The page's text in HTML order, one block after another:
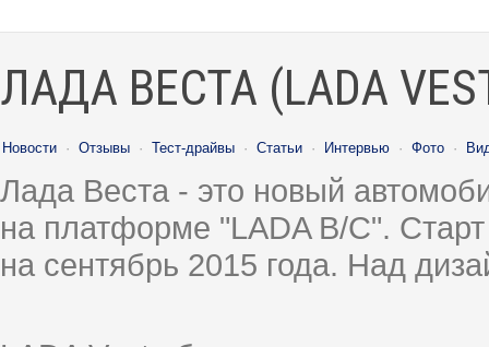
ЛАДА ВЕСТА (LADA
Новости · Отзывы · Тест-драйвы · Статьи · Интервью · Фото ·
Лада Веста - это новый
на платформе "LADA B/C".
на сентябрь 2015 года. Над